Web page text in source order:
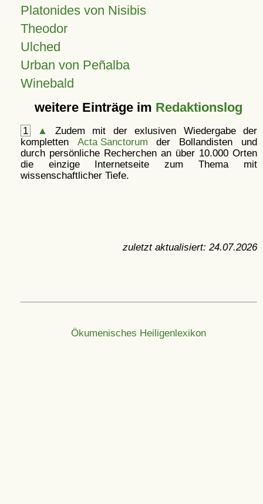
Platonides von Nisibis
Theodor
Ulched
Urban von Peñalba
Winebald
weitere Einträge im Redaktionslog
1 ▲
Zudem mit der exlusiven Wiedergabe der
kompletten Acta Sanctorum der Bollandisten und
durch persönliche Recherchen an über 10.000 Orten
die einzige Internetseite zum Thema mit
wissenschaftlicher Tiefe.
zuletzt aktualisiert: 24.07.2026
Ökumenisches Heiligenlexikon